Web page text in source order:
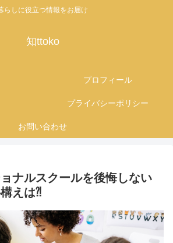
らしに役立つ情報をお届け
知ttoko
プロフィール
プライバシーポリシー
お問い合わせ
ナルスクールを後悔しない
えは⁈